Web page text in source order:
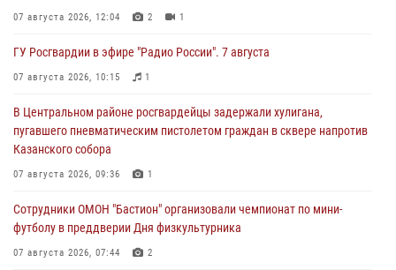
07 августа 2026, 12:04 2 1
ГУ Росгвардии в эфире "Радио России". 7 августа
07 августа 2026, 10:15 1
В Центральном районе росгвардейцы задержали хулигана,
пугавшего пневматическим пистолетом граждан в сквере напротив
Казанского собора
07 августа 2026, 09:36 1
Сотрудники ОМОН "Бастион" организовали чемпионат по мини-
футболу в преддверии Дня физкультурника
07 августа 2026, 07:44 2